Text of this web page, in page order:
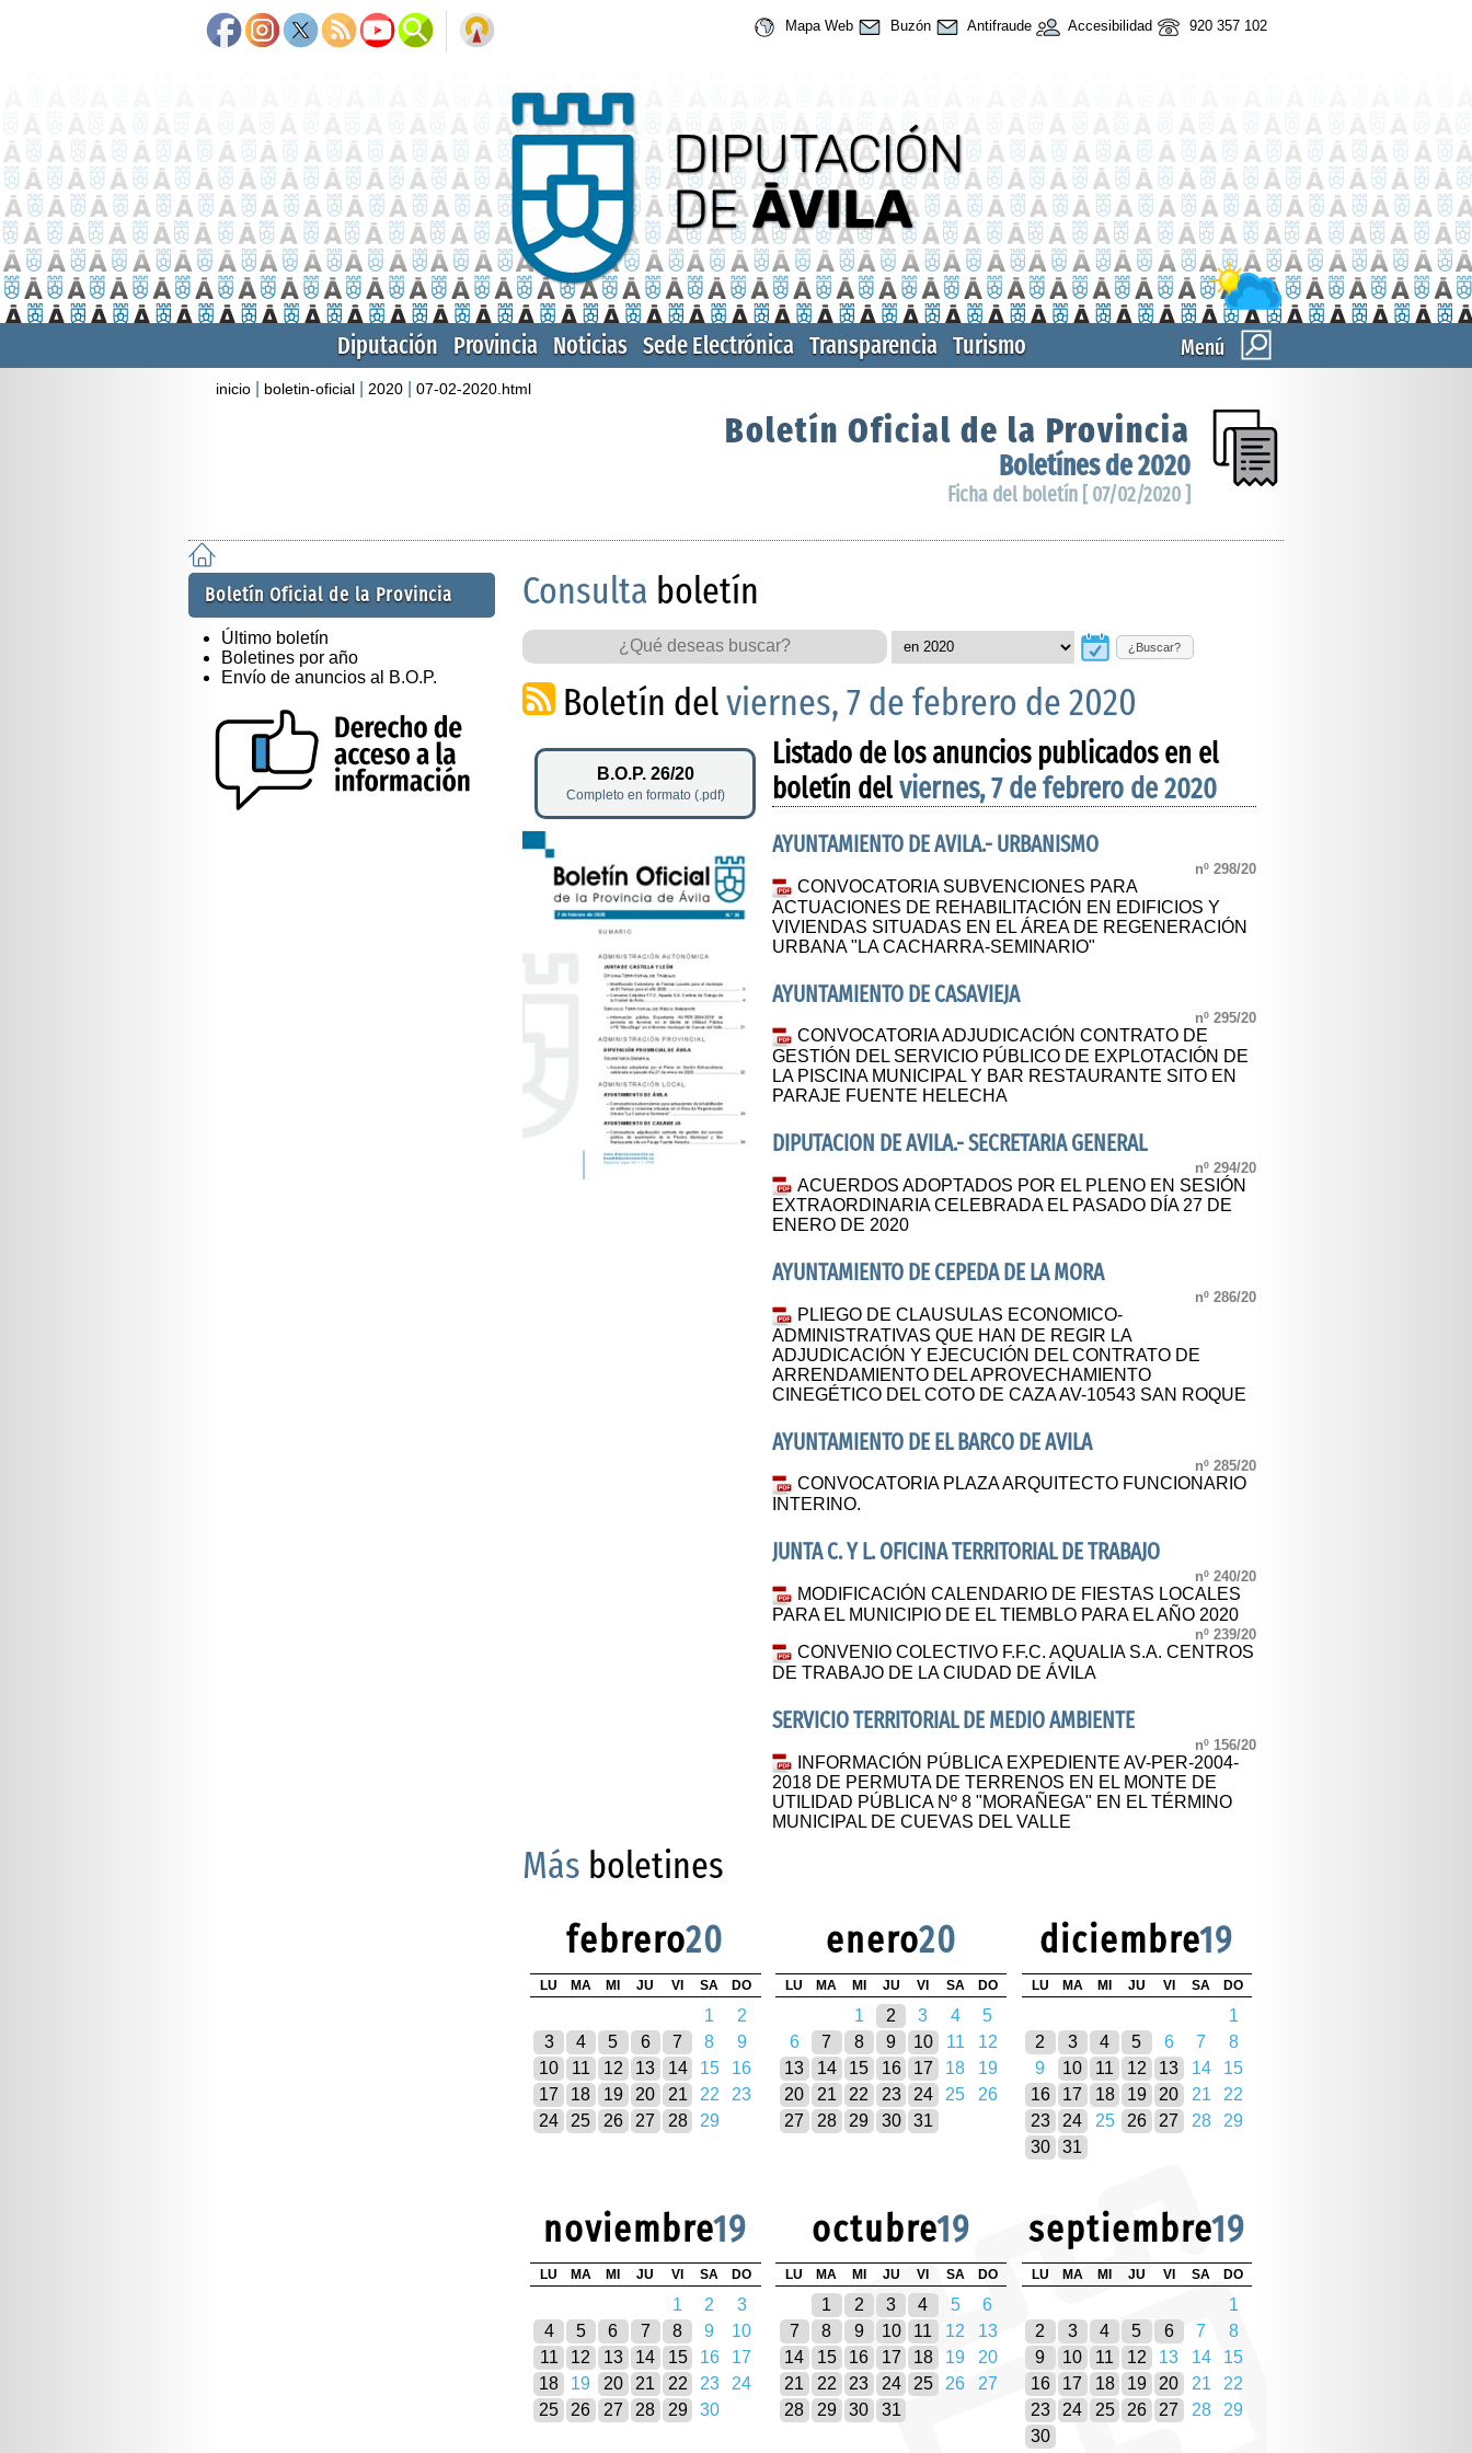
Mapa Web Buzón Antifraude Accesibilidad 920 357 102
Menú
Diputación Provincia Noticias Sede Electrónica Transparencia Turismo
inicio boletin-oficial 2020 07-02-2020.html
Boletín Oficial de la Provincia
Boletínes de 2020
Ficha del boletín [ 07/02/2020 ]
Boletín Oficial de la Provincia
Último boletín
Boletines por año
Envío de anuncios al B.O.P.
Consulta boletín
¿Buscar?
Boletín delviernes, 7 de febrero de 2020
B.O.P. 26/20
Completo en formato (.pdf)
Listado de los anuncios publicados en el
boletín delviernes, 7 de febrero de 2020
AYUNTAMIENTO DE AVILA.- URBANISMO
nº 298/20
CONVOCATORIA SUBVENCIONES PARA
ACTUACIONES DE REHABILITACIÓN EN EDIFICIOS Y
VIVIENDAS SITUADAS EN EL ÁREA DE REGENERACIÓN
URBANA "LA CACHARRA-SEMINARIO"
AYUNTAMIENTO DE CASAVIEJA
nº 295/20
CONVOCATORIA ADJUDICACIÓN CONTRATO DE
GESTIÓN DEL SERVICIO PÚBLICO DE EXPLOTACIÓN DE
LA PISCINA MUNICIPAL Y BAR RESTAURANTE SITO EN
PARAJE FUENTE HELECHA
DIPUTACION DE AVILA.- SECRETARIA GENERAL
nº 294/20
ACUERDOS ADOPTADOS POR EL PLENO EN SESIÓN
EXTRAORDINARIA CELEBRADA EL PASADO DÍA 27 DE
ENERO DE 2020
AYUNTAMIENTO DE CEPEDA DE LA MORA
nº 286/20
PLIEGO DE CLAUSULAS ECONOMICO-
ADMINISTRATIVAS QUE HAN DE REGIR LA
ADJUDICACIÓN Y EJECUCIÓN DEL CONTRATO DE
ARRENDAMIENTO DEL APROVECHAMIENTO
CINEGÉTICO DEL COTO DE CAZA AV-10543 SAN ROQUE
AYUNTAMIENTO DE EL BARCO DE AVILA
nº 285/20
CONVOCATORIA PLAZA ARQUITECTO FUNCIONARIO
INTERINO.
JUNTA C. Y L. OFICINA TERRITORIAL DE TRABAJO
nº 240/20
MODIFICACIÓN CALENDARIO DE FIESTAS LOCALES
PARA EL MUNICIPIO DE EL TIEMBLO PARA EL AÑO 2020
nº 239/20
CONVENIO COLECTIVO F.F.C. AQUALIA S.A. CENTROS
DE TRABAJO DE LA CIUDAD DE ÁVILA
SERVICIO TERRITORIAL DE MEDIO AMBIENTE
nº 156/20
INFORMACIÓN PÚBLICA EXPEDIENTE AV-PER-2004-
2018 DE PERMUTA DE TERRENOS EN EL MONTE DE
UTILIDAD PÚBLICA Nº 8 "MORAÑEGA" EN EL TÉRMINO
MUNICIPAL DE CUEVAS DEL VALLE
Más boletines
febrero20
LU MA MI JU VI SA DO
1
2
3
4 5 6 7 8
9
10
11 12 13 14 15
16
17
18 19 20 21 22
23
24
25 26 27 28 29
enero20
LU MA MI JU VI SA DO
1 2 3 4
5
6
7 8 9 10 11
12
13
14 15 16 17 18
19
20
21 22 23 24 25
26
27
28 29 30 31
diciembre19
LU MA MI JU VI SA DO
1
2
3 4 5 6 7
8
9
10 11 12 13 14
15
16
17 18 19 20 21
22
23
24 25 26 27 28
29
30
31
noviembre19
LU MA MI JU VI SA DO
1 2
3
4
5 6 7 8 9
10
11
12 13 14 15 16
17
18
19 20 21 22 23
24
25
26 27 28 29 30
octubre19
LU MA MI JU VI SA DO
1 2 3 4 5
6
7
8 9 10 11 12
13
14
15 16 17 18 19
20
21
22 23 24 25 26
27
28
29 30 31
septiembre19
LU MA MI JU VI SA DO
1
2
3 4 5 6 7
8
9
10 11 12 13 14
15
16
17 18 19 20 21
22
23
24 25 26 27 28
29
30